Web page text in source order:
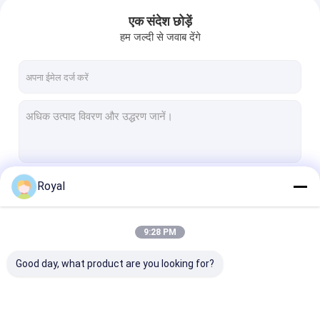
एक संदेश छोड़ें
हम जल्दी से जवाब देंगे
Royal
9:28 PM
Good day, what product are you looking for?